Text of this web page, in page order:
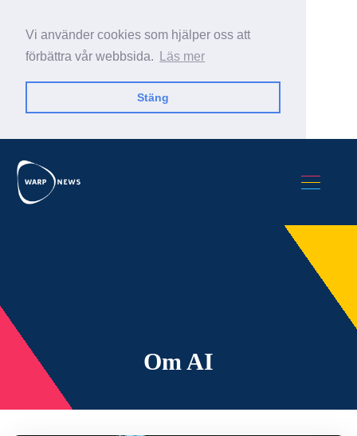
Vi använder cookies som hjälper oss att
förbättra vår webbsida.
Läs mer
Stäng
Om AI